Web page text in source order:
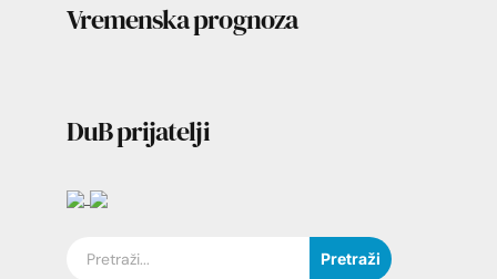
Vremenska prognoza
DuB prijatelji
Pretraži